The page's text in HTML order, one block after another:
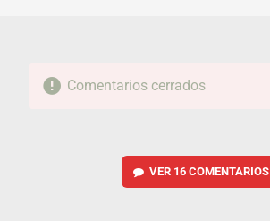
Comentarios cerrados
VER 16 COMENTARIOS